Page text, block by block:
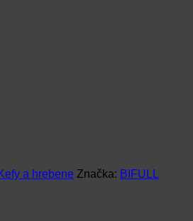
a hrebene Značka: BIFULL